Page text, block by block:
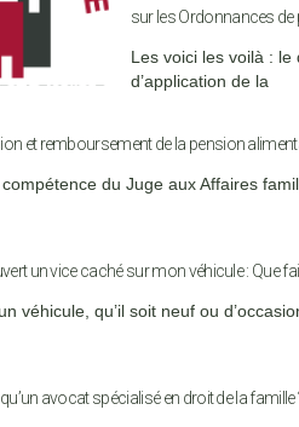
sur les Ordonnances
Les voici les voilà : le
d’application de la
et remboursement de la pension
du Juge aux Affaires
un vice caché sur mon véhicule : Que
véhicule, qu’il soit neuf ou
qu’un avocat spécialisé en droit de la famille